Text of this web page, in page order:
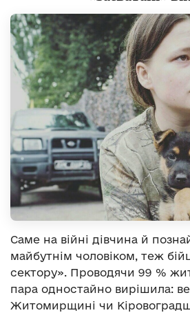
Саме на війні дівчина й
майбутнім чоловіком, теж
сектору». Проводячи 99 %
пара одностайно вирішила:
Житомирщині чи